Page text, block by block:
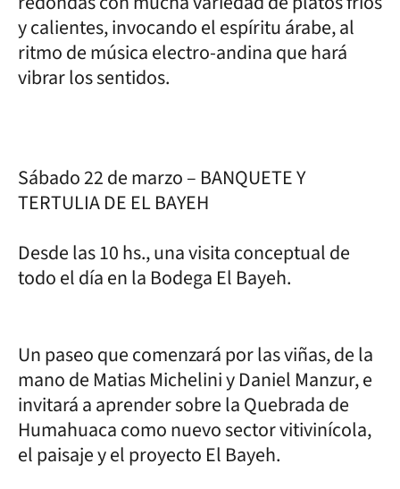
y calientes, invocando el espíritu árabe, al
ritmo de música electro-andina que hará
vibrar los sentidos.
Sábado 22 de marzo – BANQUETE Y
TERTULIA DE EL BAYEH
Desde las 10 hs., una visita conceptual de
todo el día en la Bodega El Bayeh.
Un paseo que comenzará por las viñas, de la
mano de Matias Michelini y Daniel Manzur, e
invitará a aprender sobre la Quebrada de
Humahuaca como nuevo sector vitivinícola,
el paisaje y el proyecto El Bayeh.